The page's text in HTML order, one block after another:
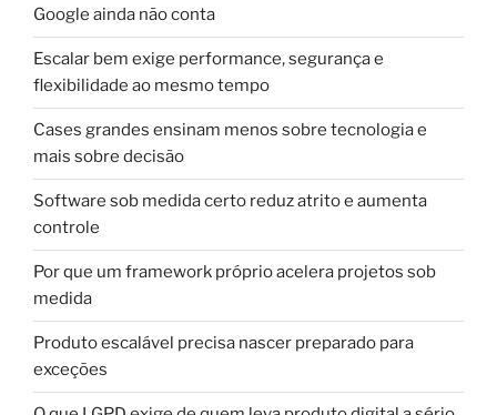
Google ainda não conta
Escalar bem exige performance, segurança e
flexibilidade ao mesmo tempo
Cases grandes ensinam menos sobre tecnologia e
mais sobre decisão
Software sob medida certo reduz atrito e aumenta
controle
Por que um framework próprio acelera projetos sob
medida
Produto escalável precisa nascer preparado para
exceções